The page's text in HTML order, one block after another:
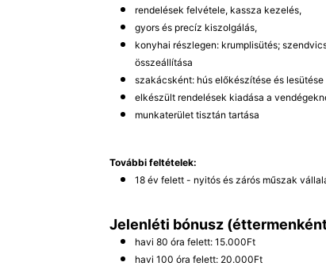
rendelések felvétele, kassza kezelés,
gyors és precíz kiszolgálás,
konyhai részlegen: krumplisütés;
összeállítása
szakácsként: hús előkészítése és lesütése
elkészült rendelések kiadása a
munkaterület tisztán tartása
További feltételek:
18 év felett - nyitós és zárós műszak
Jelenléti bónusz
havi 80 óra felett: 15.000Ft
havi 100 óra felett: 20.000Ft